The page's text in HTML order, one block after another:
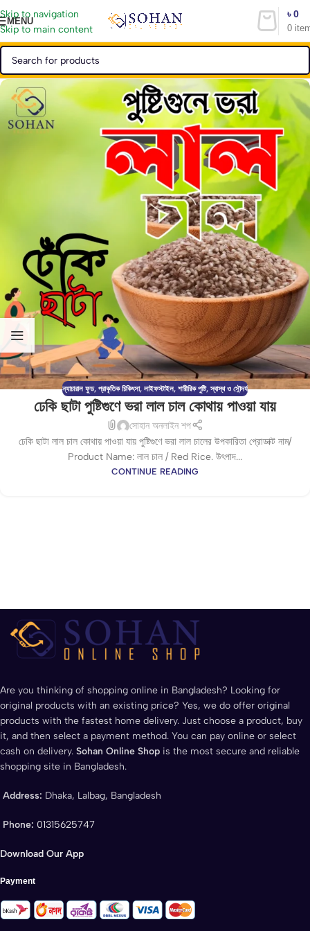
Skip to navigation
Skip to main content
MENU
0
৳0
ন্যাচারাল ফুড, প্রাকৃতিক চিকিৎসা, লাইফস্টাইল, শারীরিক পুষ্টি,স্বাস্থ ও সৌন্দর্য
ঢেকি ছাটা পুষ্টিগুণে ভরা লাল চাল কোথায় পাওয়া যায়
সোহান অনলাইন শপ
ঢেকি ছাটা লাল চাল কোথায় পাওয়া যায় পুষ্টিগুণে ভরা লাল চালের উপকারিতা প্রোডাক্ট নাম/
Product Name: লাল চাল / Red Rice. উৎপাদ...
CONTINUE READING
Are you thinking of shopping online in Bangladesh? Looking for
original products with an existing price? Yes, we do offer original
products with the fastest home delivery. Just choose a product, buy
it, and then select a payment method. You can pay online or select
cash on delivery. Sohan Online Shop is the most secure and reliable
shopping site in Bangladesh.
Address: Dhaka, Lalbag, Bangladesh
Phone: 01315625747
Download Our App
Payment